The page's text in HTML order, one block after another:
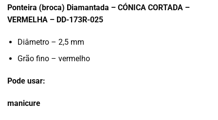
Ponteira (broca) Diamantada – CÓNICA CORTADA –
VERMELHA – DD-173R-025
Diâmetro – 2,5 mm
Grão fino – vermelho
Pode usar:
manicure